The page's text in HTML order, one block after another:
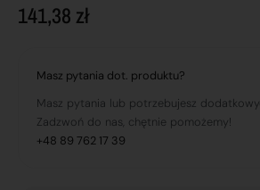
141,38 zł
Masz pytania dot. produktu?
Masz pytania lub potrzebujesz
Zadzwoń do nas, chętnie pomożemy!
+48 89 762 17 39